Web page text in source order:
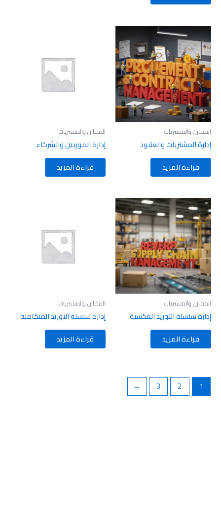
المخازن والمشتريات
إدارة المشتريات والعقود
قراءة المزيد
المخازن والمشتريات
إدارة الموردين والشركاء
قراءة المزيد
المخازن والمشتريات
إدارة سلسلة التوريد العكسية
قراءة المزيد
المخازن والمشتريات
إدارة سلسلة التوريد المتكاملة
قراءة المزيد
1
2
3
←